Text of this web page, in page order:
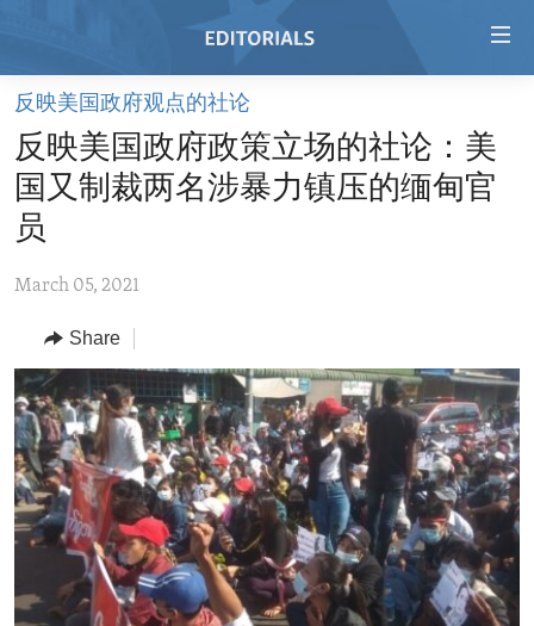
Skip
main
content
Skip
to
main
to
Search
HOME
VIDEO
RADIO
AFRICA
AMERICAS
ASIA
EUROPE
MIDDLE EAST
TOPICS
HUMAN RIGHTS
SECURITY AND DEFENSE
AID AND DEVELOPMENT
DEMOCRACY AND GOVERNANCE
ECONOMY AND TRADE
ENVIRONMENT AND HEALTH
IDEALS AND INSTITUTIONS
ARCHIVE
ABOUT US
FOLLOW US
反映美国政府观点的社论
反映美国政府政策立场的社论：美
国又制裁两名涉暴力镇压的缅甸官
员
March 05, 2021
Share